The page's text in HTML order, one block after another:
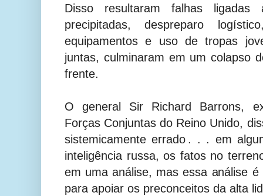
Disso resultaram falhas
precipitadas, despreparo
equipamentos e uso de tropas
juntas, culminaram em um colapso
frente.
O general Sir Richard Barrons,
Forças Conjuntas do Reino Unido,
sistemicamente errado . . . em
inteligência russa, os fatos no
em uma análise, mas essa análise
para apoiar os preconceitos da alta